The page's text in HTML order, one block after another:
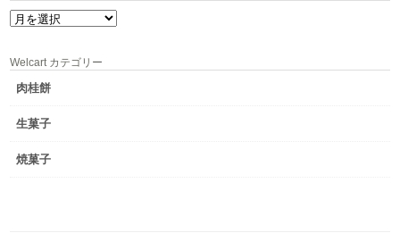
月
Welcart カテゴリー
肉桂餅
生菓子
焼菓子